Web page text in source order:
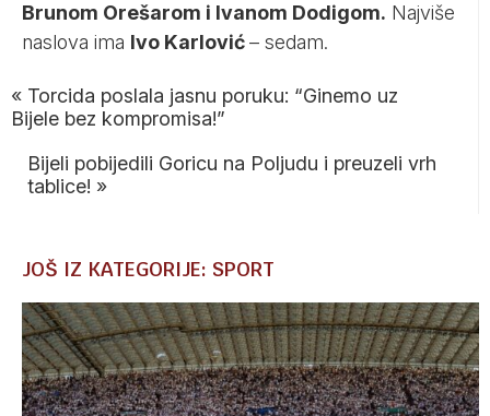
Brunom Orešarom i Ivanom Dodigom. Najviše
naslova ima Ivo Karlović– sedam.
« Torcida poslala jasnu poruku: “Ginemo uz
Bijele bez kompromisa!”
Bijeli pobijedili Goricu na Poljudu i preuzeli vrh
tablice! »
JOŠ IZ KATEGORIJE: SPORT